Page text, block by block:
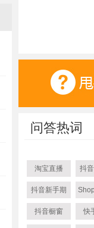
问答热词
淘宝直播 抖
抖音新手期
抖音橱窗 快